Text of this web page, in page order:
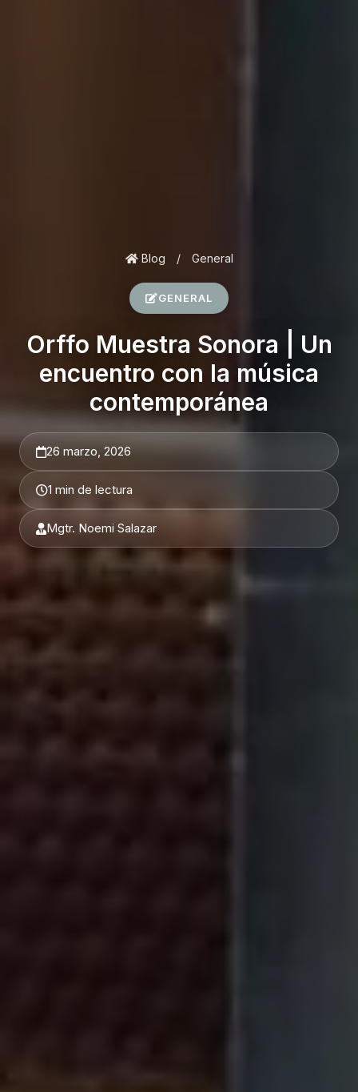
Blog / General
GENERAL
Orffo Muestra Sonora | Un
encuentro con la música
contemporánea
26 marzo, 2026
1 min de lectura
Mgtr. Noemi Salazar